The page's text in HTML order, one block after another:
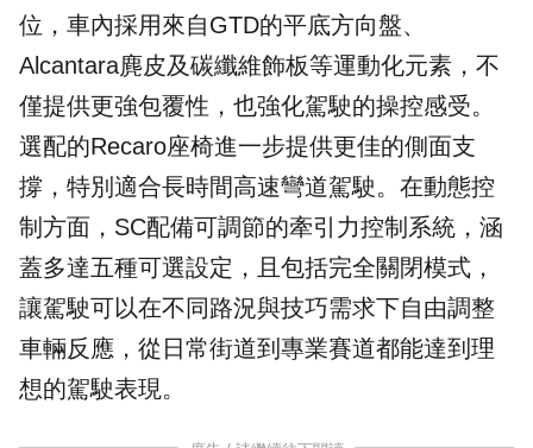
位，車內採用來自GTD的平底方向盤、
Alcantara麂皮及碳纖維飾板等運動化元素，不
僅提供更強包覆性，也強化駕駛的操控感受。
選配的Recaro座椅進一步提供更佳的側面支
撐，特別適合長時間高速彎道駕駛。在動態控
制方面，SC配備可調節的牽引力控制系統，涵
蓋多達五種可選設定，且包括完全關閉模式，
讓駕駛可以在不同路況與技巧需求下自由調整
車輛反應，從日常街道到專業賽道都能達到理
想的駕駛表現。